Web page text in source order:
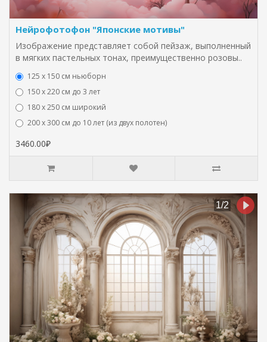
Нейрофотофон "Японские мотивы"
Изображение представляет собой пейзаж, выполненный
в мягких пастельных тонах, преимущественно розовы..
125 x 150 см ньюборн
150 х 220 см до 3 лет
180 х 250 см широкий
200 х 300 см до 10 лет (из двух полотен)
3460.00₽